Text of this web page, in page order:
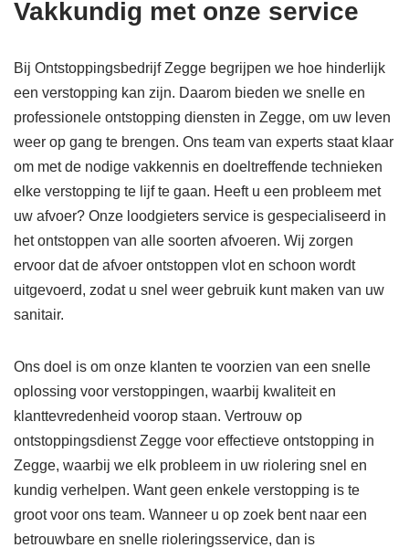
Vakkundig met onze service
Bij Ontstoppingsbedrijf Zegge begrijpen we hoe hinderlijk
een verstopping kan zijn. Daarom bieden we snelle en
professionele ontstopping diensten in Zegge, om uw leven
weer op gang te brengen. Ons team van experts staat klaar
om met de nodige vakkennis en doeltreffende technieken
elke verstopping te lijf te gaan. Heeft u een probleem met
uw afvoer? Onze loodgieters service is gespecialiseerd in
het ontstoppen van alle soorten afvoeren. Wij zorgen
ervoor dat de afvoer ontstoppen vlot en schoon wordt
uitgevoerd, zodat u snel weer gebruik kunt maken van uw
sanitair.
Ons doel is om onze klanten te voorzien van een snelle
oplossing voor verstoppingen, waarbij kwaliteit en
klanttevredenheid voorop staan. Vertrouw op
ontstoppingsdienst Zegge voor effectieve ontstopping in
Zegge, waarbij we elk probleem in uw riolering snel en
kundig verhelpen. Want geen enkele verstopping is te
groot voor ons team. Wanneer u op zoek bent naar een
betrouwbare en snelle rioleringsservice, dan is